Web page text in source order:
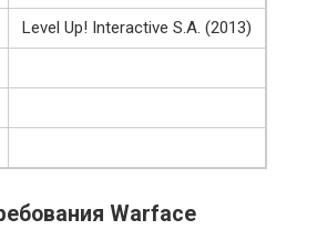
Level Up! Interactive S.A. (2013)
Warface